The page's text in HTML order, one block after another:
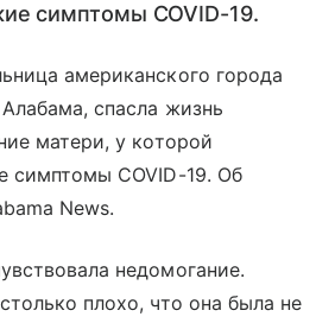
симптомы COVID-19.
американского города
спасла жизнь
матери, у которой
симптомы COVID-19. Об
News.
недомогание.
плохо, что она была не